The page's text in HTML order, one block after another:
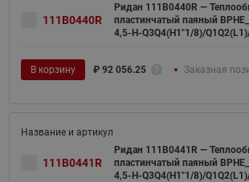
111B0440R
Ридан 111B0440R —
пластинчатый паяный
4,5-H-Q3Q4(H1"1/8)/
В корзину ₽ 92 056.25 Заказная
111B0441R
Ридан 111B0441R —
пластинчатый паяный
4,5-H-Q3Q4(H1"1/8)/